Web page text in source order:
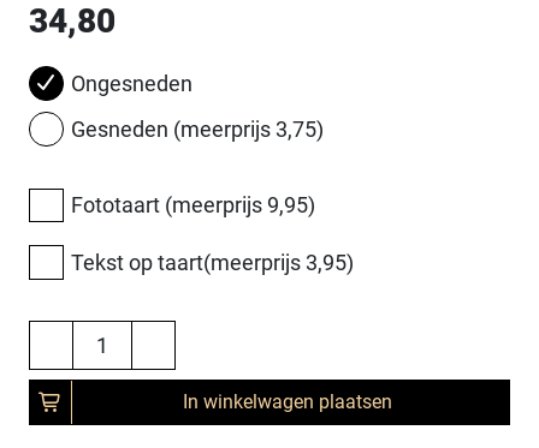
34,80
Ongesneden
Gesneden (meerprijs 3,75)
Fototaart (meerprijs 9,95)
Tekst op taart(meerprijs 3,95)
In winkelwagen plaatsen